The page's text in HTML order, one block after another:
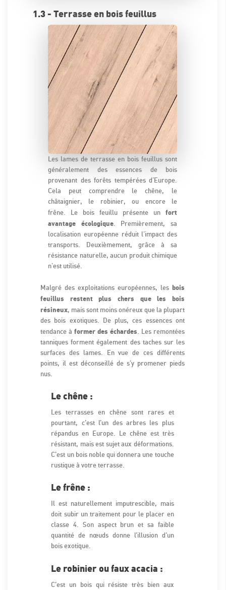
1.3 - Terrasse en bois feuillus
Les lames de terrasse en bois feuillus sont
généralement des essences de bois
provenant des forêts tempérées d'Europe.
Cela peut comprendre le chêne, le
châtaignier, le robinier, ou encore le
frêne. Le bois feuillu présente un fort
avantage écologique. Premièrement, sa
localisation européenne réduit l'impact des
transports. Deuxièmement, grâce à sa
résistance naturelle, aucun produit chimique
n'est utilisé.
Malgré des exploitations européennes, les bois
feuillus restent plus chers que les bois
résineux, mais sont moins onéreux que la plupart
des bois exotiques. De plus, ces essences ont
tendance à former des échardes. Les remontées
tanniques forment également des taches sur les
surfaces des lames. En vue de ces différents
points, il est déconseillé de s'y promener pieds
nus.
Le chêne :
Les terrasses en chêne sont rares et
pourtant, c’est l’un des arbres les plus
répandus en Europe. Le chêne est très
résistant, mais est sujet aux déformations.
C’est un bois noble qui donnera une touche
rustique à votre terrasse.
Le frêne :
Il est naturellement imputrescible, mais
doit subir un traitement pour le placer en
classe 4. Son aspect brun et sa faible
quantité de nœuds donne l’illusion d’un
bois exotique.
Le robinier ou faux acacia :
C’est un bois qui résiste très bien aux